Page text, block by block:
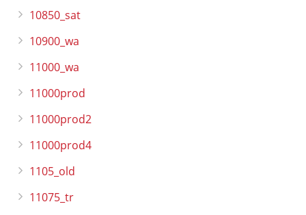
10850_sat
10900_wa
11000_wa
11000prod
11000prod2
11000prod4
1105_old
11075_tr